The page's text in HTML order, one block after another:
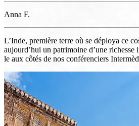
Anna F.
L’Inde, première terre où se déploya ce
aujourd’hui un patrimoine d’une
le aux côtés de nos conférenciers